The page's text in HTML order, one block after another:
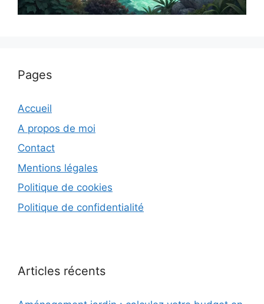
Pages
Accueil
A propos de moi
Contact
Mentions légales
Politique de cookies
Politique de confidentialité
Articles récents